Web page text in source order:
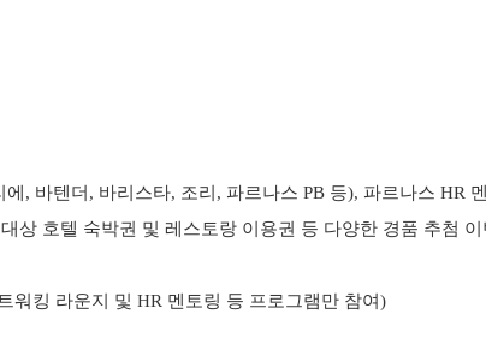
, 바텐더, 바리스타, 조리, 파르나스 PB 등), 파르나스 HR
상 호텔 숙박권 및 레스토랑 이용권 등 다양한 경품 추첨 이
워킹 라운지 및 HR 멘토링 등 프로그램만 참여)